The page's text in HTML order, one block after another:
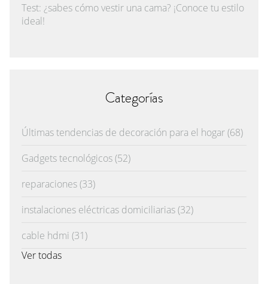
Test: ¿sabes cómo vestir una cama? ¡Conoce tu estilo
ideal!
Categorías
Últimas tendencias de decoración para el hogar(68)
Gadgets tecnológicos(52)
reparaciones(33)
instalaciones eléctricas domiciliarias(32)
cable hdmi (31)
Ver todas